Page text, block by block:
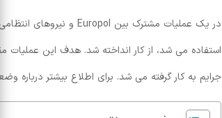
استفاده می شد، از کار انداخته شد. هدف این عملیات
جرایم به کار گرفته می شد. برای اطلاع بیشتر درباره